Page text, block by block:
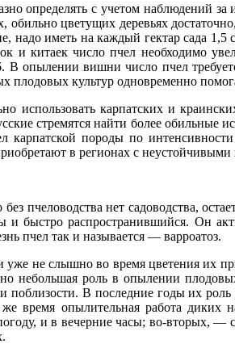
определять с учетом наблюдений
обильно цветущих деревьях
надо иметь на каждый гектар сада
и китаек число пчел необходимо
опылении вишни число пчел
плодовых культур одновременно
использовать карпатских и
стремятся найти более
карпатской породы по
в регионах с неустойчивыми
пчеловодства нет садоводства,
и быстро распространившийся. Он
пчел так и называется — варроатоз.
уже не слышно во время цветения их
небольшая роль в опылении
поблизости. В последние годы их
же время опылительная работа
и в вечерние часы; во-вторых,